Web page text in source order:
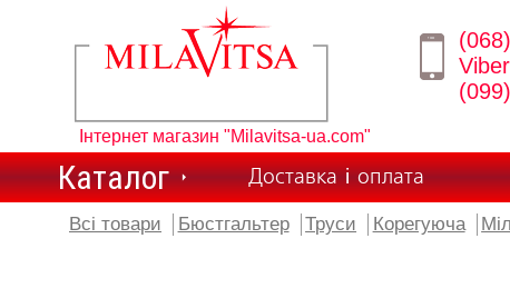
Інтернет магазин "Milavitsa-ua.com"
Viber
Каталог Доставка і оплата
Всі товари Бюстгальтер Труси Корегуюча